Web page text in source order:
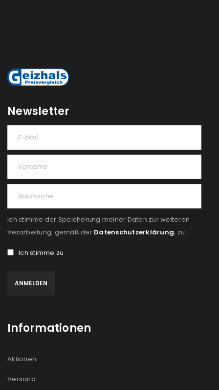
Newsletter
Ich stimme der Speicherung meiner Daten zur weiteren
Verarbeitung, gemäß der Datenschutzerklärung, zu:
Ich stimme zu
Informationen
Aktionen
Versand